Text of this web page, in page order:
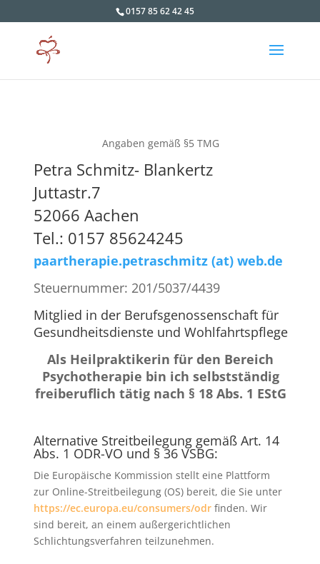
0157 85 62 42 45
Angaben gemäß §5 TMG
Petra Schmitz- Blankertz
Juttastr.7
52066 Aachen
Tel.: 0157 85624245
paartherapie.petraschmitz (at) web.de
Steuernummer: 201/5037/4439
Mitglied in der Berufsgenossenschaft für
Gesundheitsdienste und Wohlfahrtspflege
Als Heilpraktikerin für den Bereich
Psychotherapie bin ich selbstständig
freiberuflich tätig nach § 18 Abs. 1 EStG
Alternative Streitbeilegung gemäß Art. 14
Abs. 1 ODR-VO und § 36 VSBG:
Die Europäische Kommission stellt eine Plattform
zur Online-Streitbeilegung (OS) bereit, die Sie unter
https://ec.europa.eu/consumers/odrfinden. Wir
sind bereit, an einem außergerichtlichen
Schlichtungsverfahren teilzunehmen.